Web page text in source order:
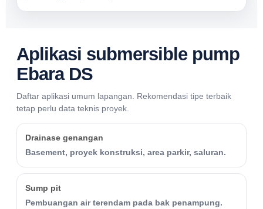
Aplikasi submersible pump
Ebara DS
Daftar aplikasi umum lapangan. Rekomendasi tipe terbaik
tetap perlu data teknis proyek.
Drainase genangan
Basement, proyek konstruksi, area parkir, saluran.
Sump pit
Pembuangan air terendam pada bak penampung.